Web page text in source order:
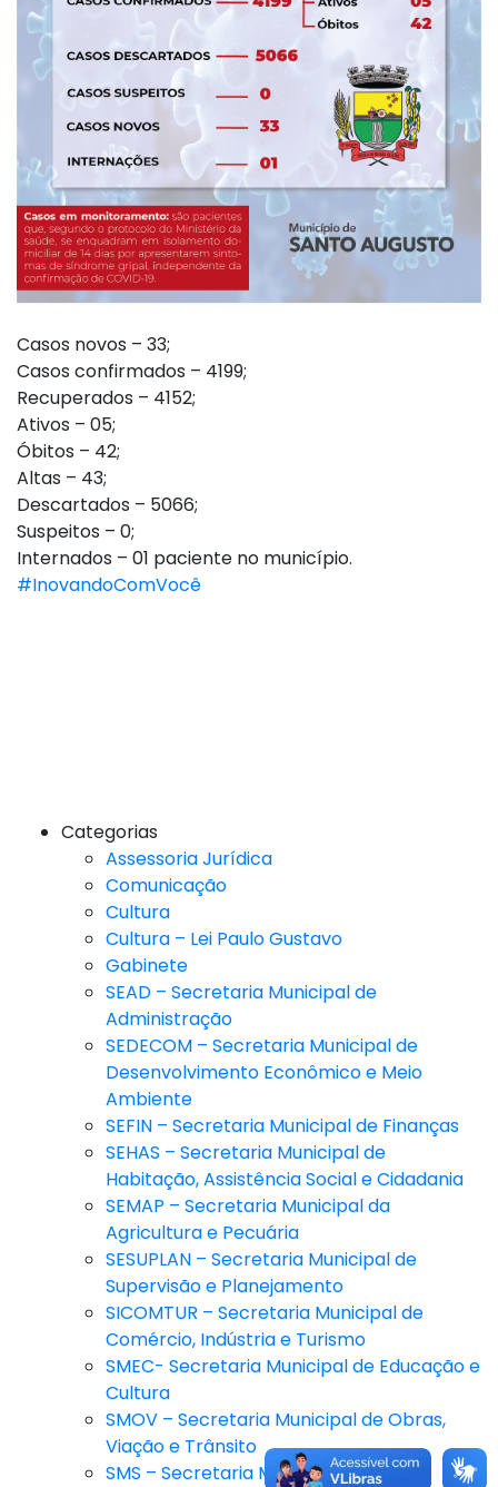
Casos novos – 33;
Casos confirmados – 4199;
Recuperados – 4152;
Ativos – 05;
Óbitos – 42;
Altas – 43;
Descartados – 5066;
Suspeitos – 0;
Internados – 01 paciente no município.
#InovandoComVocê
Categorias
Assessoria Jurídica
Comunicação
Cultura
Cultura – Lei Paulo Gustavo
Gabinete
SEAD – Secretaria Municipal de
Administração
SEDECOM – Secretaria Municipal de
Desenvolvimento Econômico e Meio
Ambiente
SEFIN – Secretaria Municipal de Finanças
SEHAS – Secretaria Municipal de
Habitação, Assistência Social e Cidadania
SEMAP – Secretaria Municipal da
Agricultura e Pecuária
SESUPLAN – Secretaria Municipal de
Supervisão e Planejamento
SICOMTUR – Secretaria Municipal de
Comércio, Indústria e Turismo
SMEC- Secretaria Municipal de Educação e
Cultura
SMOV – Secretaria Municipal de Obras,
Viação e Trânsito
SMS – Secretaria Municipal de Saúde